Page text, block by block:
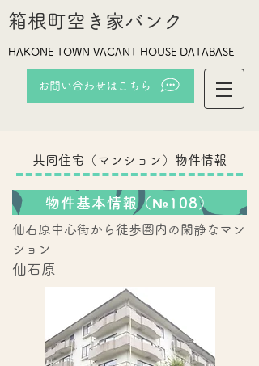
箱根町空き家バンク
HAKONE TOWN VACANT HOUSE DATABASE
お問い合わせはこちら
共同住宅（マンション）物件情報
物件基本情報（№108）
仙石原中心街から徒歩圏内の閑静なマン
ション
仙石原